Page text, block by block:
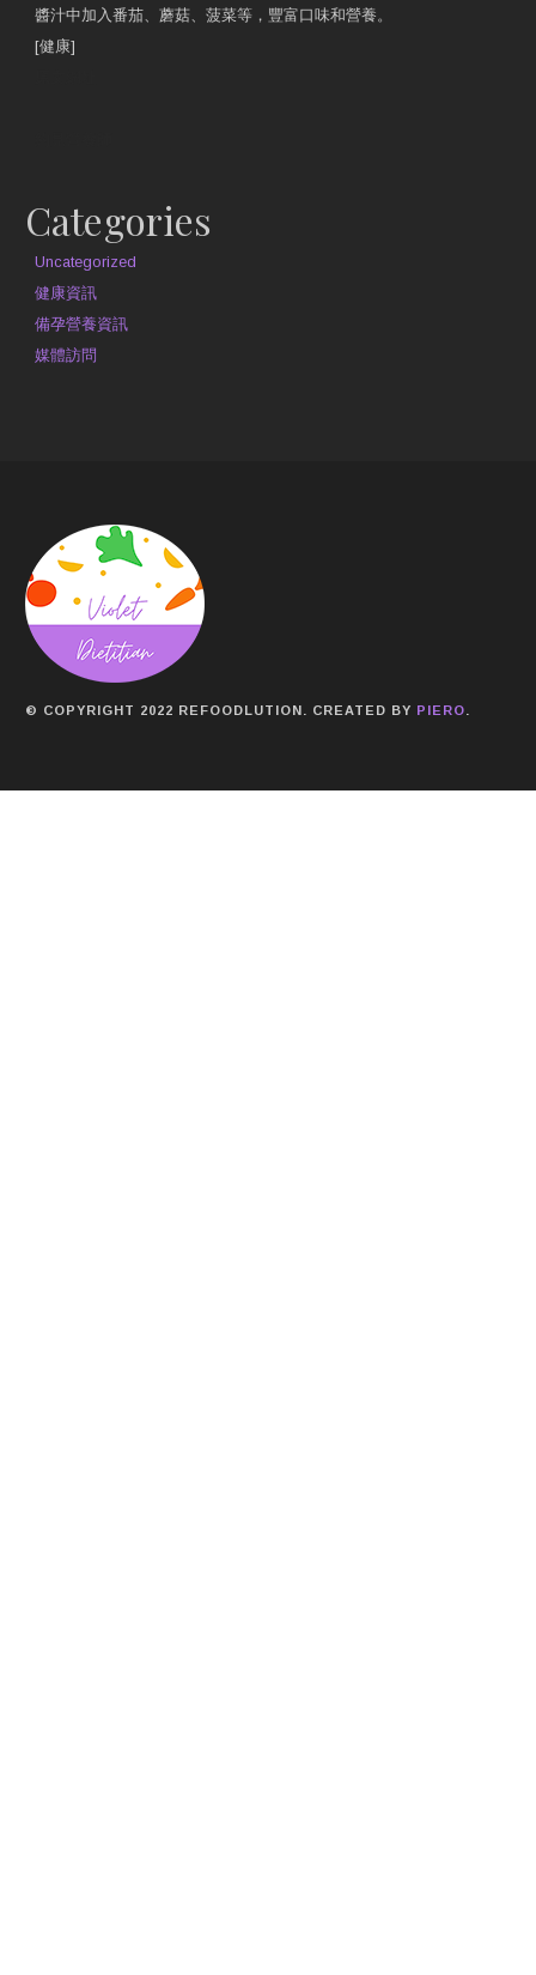
醬汁中加入番茄、蘑菇、菠菜等，豐富口味和營養。
[健康]
Categories
Uncategorized
健康資訊
備孕營養資訊
媒體訪問
© COPYRIGHT 2022 REFOODLUTION. CREATED BY PIERO